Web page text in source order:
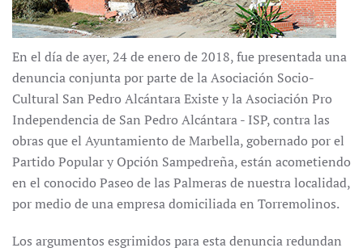
En el día de ayer, 24 de enero de 2018, fue presentada una
denuncia conjunta por parte de la Asociación Socio-
Cultural San Pedro Alcántara Existe y la Asociación Pro
Independencia de San Pedro Alcántara - ISP, contra las
obras que el Ayuntamiento de Marbella, gobernado por el
Partido Popular y Opción Sampedreña, están acometiendo
en el conocido Paseo de las Palmeras de nuestra localidad,
por medio de una empresa domiciliada en Torremolinos.
Los argumentos esgrimidos para esta denuncia redundan